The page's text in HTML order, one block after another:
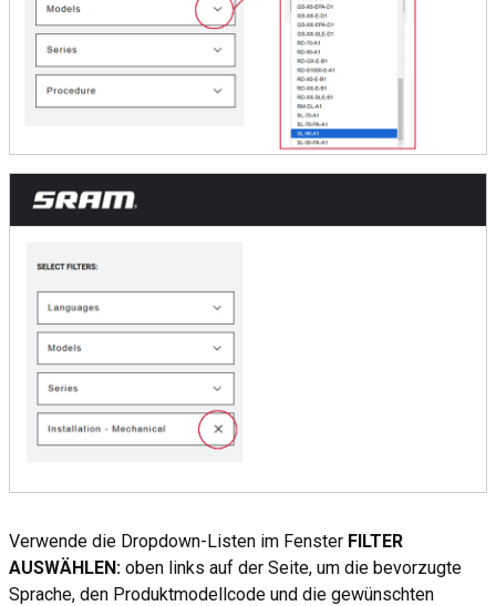
Verwende die Dropdown-Listen im Fenster FILTER
AUSWÄHLEN: oben links auf der Seite, um die bevorzugte
Sprache, den Produktmodellcode und die gewünschten